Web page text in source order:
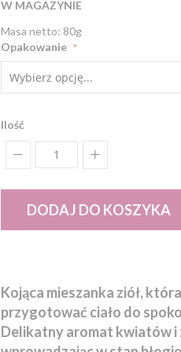
W MAGAZYNIE
Masa netto: 80g
Opakowanie
Ilość
DODAJ DO KOSZYKA
Kojąca mieszanka ziół,
przygotować ciało do
Delikatny aromat kwiatów i